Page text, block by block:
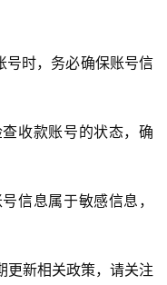
号时，务必确保账号信
收款账号的状态，确
信息属于敏感信息，
更新相关政策，请关注